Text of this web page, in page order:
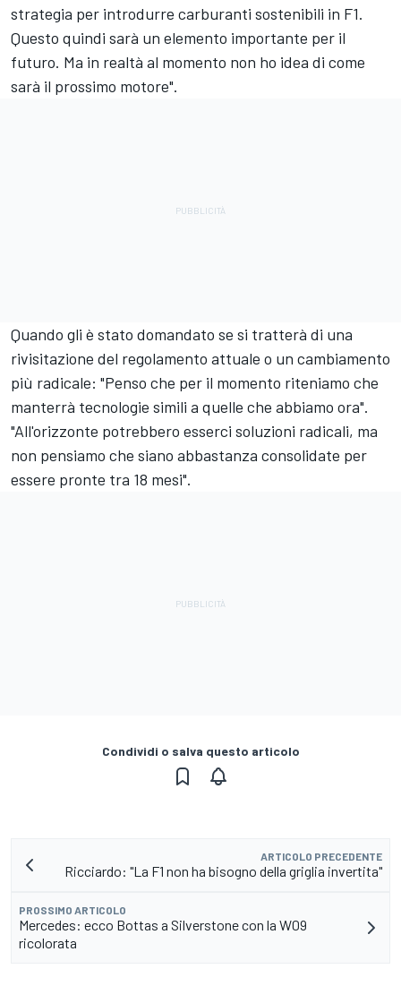
strategia per introdurre carburanti sostenibili in F1.
Questo quindi sarà un elemento importante per il
futuro. Ma in realtà al momento non ho idea di come
sarà il prossimo motore".
Quando gli è stato domandato se si tratterà di una
rivisitazione del regolamento attuale o un cambiamento
più radicale: "Penso che per il momento riteniamo che
manterrà tecnologie simili a quelle che abbiamo ora".
"All'orizzonte potrebbero esserci soluzioni radicali, ma
non pensiamo che siano abbastanza consolidate per
essere pronte tra 18 mesi".
Condividi o salva questo articolo
ARTICOLO PRECEDENTE
Ricciardo: "La F1 non ha bisogno della griglia invertita"
PROSSIMO ARTICOLO
Mercedes: ecco Bottas a Silverstone con la W09
ricolorata